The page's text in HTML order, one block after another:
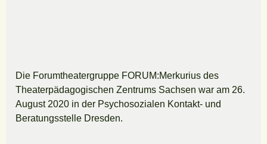
Die Forumtheatergruppe FORUM:Merkurius des
Theaterpädagogischen Zentrums Sachsen war am 26.
August 2020 in der Psychosozialen Kontakt- und
Beratungsstelle Dresden.